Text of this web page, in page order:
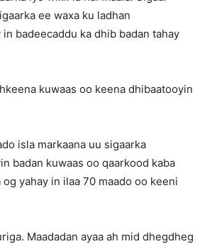
ee waxa ku ladhan
badeecaddu ka dhib badan tahay
kuwaas oo keena dhibaatooyin
isla markaana uu sigaarka
badan kuwaas oo qaarkood kaba
yahay in ilaa 70 maado oo keeni
Maadadan ayaa ah mid dhegdheg